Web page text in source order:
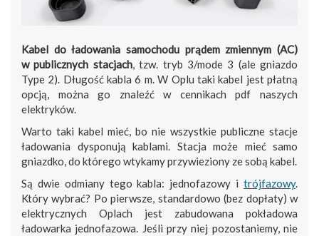
Kabel do ładowania samochodu prądem zmiennym (AC)
w publicznych stacjach, tzw. tryb 3/mode 3 (ale gniazdo
Type 2). Długość kabla 6 m. W Oplu taki kabel jest płatną
opcją, można go znaleźć w cennikach pdf naszych
elektryków.
Warto taki kabel mieć, bo nie wszystkie publiczne stacje
ładowania dysponują kablami. Stacja może mieć samo
gniazdko, do którego wtykamy przywieziony ze sobą kabel.
Są dwie odmiany tego kabla: jednofazowy i trójfazowy.
Który wybrać? Po pierwsze, standardowo (bez dopłaty) w
elektrycznych Oplach jest zabudowana pokładowa
ładowarka jednofazowa. Jeśli przy niej pozostaniemy, nie